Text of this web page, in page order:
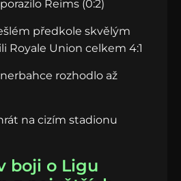
Reims (0:2)
předkole skvělým
Royale Union celkem 4:1
rozhodlo až
na cizím stadionu
boji o Ligu